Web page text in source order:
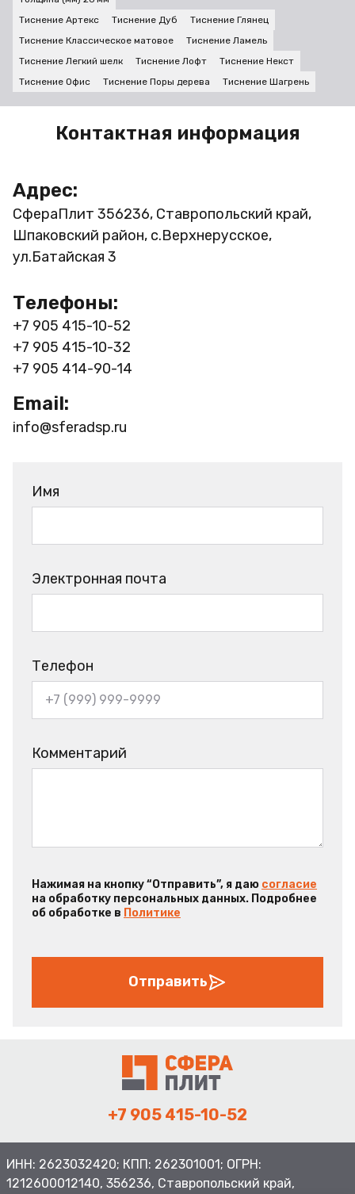
Тиснение Артекс Тиснение Дуб
Тиснение Глянец
Тиснение Классическое матовое
Тиснение Ламель
Тиснение Легкий шелк
Тиснение Лофт
Тиснение Некст
Тиснение Офис
Тиснение Поры дерева Тиснение Шагрень
Контактная информация
Адрес:
СфераПлит 356236, Ставропольский край,
Шпаковский район, с.Верхнерусское,
ул.Батайская 3
Телефоны:
+7 905 415-10-52
+7 905 415-10-32
+7 905 414-90-14
Email:
info@sferadsp.ru
Имя
Электронная почта
Телефон
Комментарий
Нажимая на кнопку “Отправить”, я даю согласие
на обработку персональных данных. Подробнее
об обработке в Политике
Отправить
+7 905 415-10-52
ИНН: 2623032420; КПП: 262301001; ОГРН:
1212600012140, 356236, Ставропольский край,